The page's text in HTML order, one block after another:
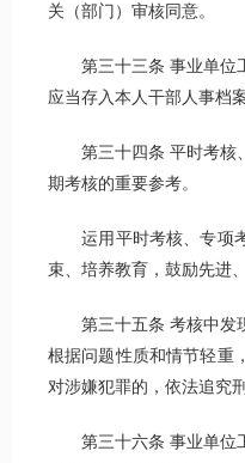
关（部门）审核同意。
第三十三条 事业单位工
应当存入本人干部人事档案
第三十四条 平时考核
期考核的重要参考。
运用平时考核、专项考
束、培养教育，鼓励先进
第三十五条 考核中发现
根据问题性质和情节轻重
对涉嫌犯罪的，依法追究
第三十六条 事业单位